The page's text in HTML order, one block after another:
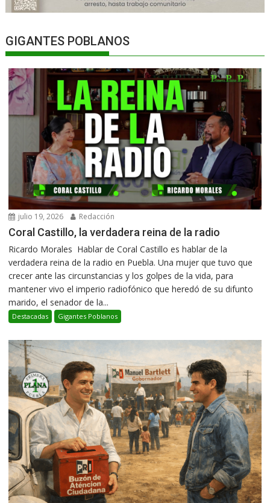
GIGANTES POBLANOS
julio 19, 2026 Redacción
Coral Castillo, la verdadera reina de la radio
Ricardo Morales Hablar de Coral Castillo es hablar de la
verdadera reina de la radio en Puebla. Una mujer que tuvo que
crecer ante las circunstancias y los golpes de la vida, para
mantener vivo el imperio radiofónico que heredó de su difunto
marido, el senador de la...
Destacadas Gigantes Poblanos